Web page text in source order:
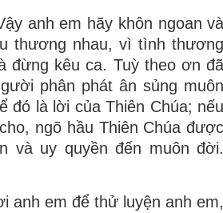
anh em hãy khôn ngoan và
thương nhau, vì tình thương
đừng kêu ca. Tuỳ theo ơn đã
phân phát ân sủng muôn
đó là lời của Thiên Chúa; nếu
ngõ hầu Thiên Chúa được
và uy quyền đến muôn đời.
anh em để thử luyện anh em,